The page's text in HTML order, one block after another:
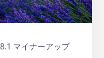
マイナーアップ